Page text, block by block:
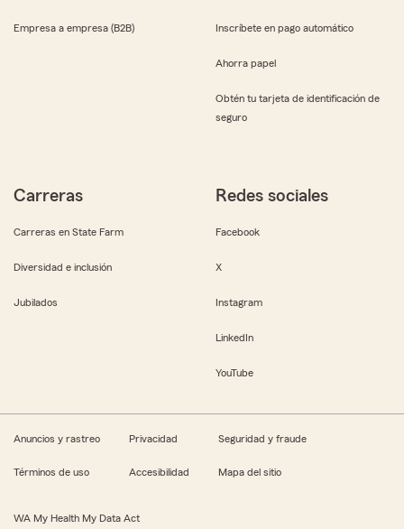
Empresa a empresa (B2B) Inscríbete en pago automático
Ahorra papel
Obtén tu tarjeta de identificación de
seguro
Carreras
Carreras en State Farm
Diversidad e inclusión
Jubilados
Redes sociales
Facebook
X
Instagram
LinkedIn
YouTube
Anuncios y rastreo Privacidad Seguridad y fraude
Términos de uso Accesibilidad Mapa del sitio
WA My Health My Data Act